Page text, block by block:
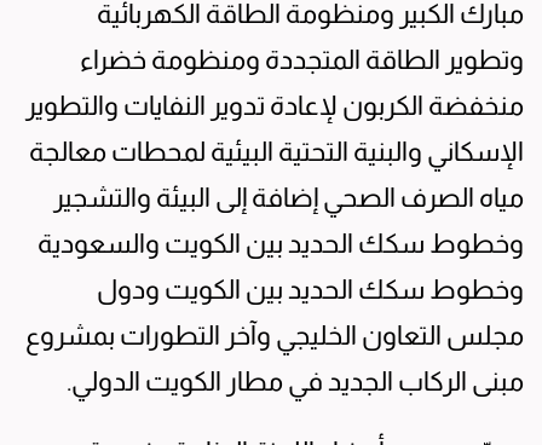
مبارك الكبير ومنظومة الطاقة الكهربائية
وتطوير الطاقة المتجددة ومنظومة خضراء
منخفضة الكربون لإعادة تدوير النفايات والتطوير
الإسكاني والبنية التحتية البيئية لمحطات معالجة
مياه الصرف الصحي إضافة إلى البيئة والتشجير
وخطوط سكك الحديد بين الكويت والسعودية
وخطوط سكك الحديد بين الكويت ودول
مجلس التعاون الخليجي وآخر التطورات بمشروع
مبنى الركاب الجديد في مطار الكويت الدولي.